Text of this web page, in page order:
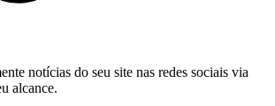
notícias do seu site nas redes sociais via
alcance.